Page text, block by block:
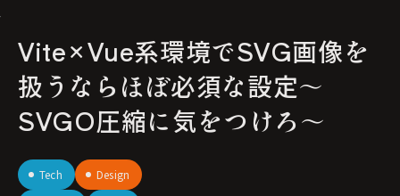
Vite×Vue系環境でSVG画像を
扱うならほぼ必須な設定〜
SVGO圧縮に気をつけろ〜
Tech
Design